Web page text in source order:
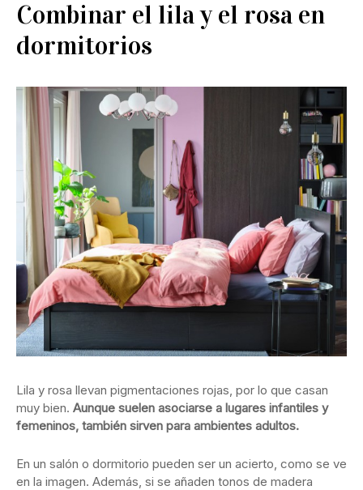
Combinar el lila y el rosa en
dormitorios
Lila y rosa llevan pigmentaciones rojas, por lo que casan
muy bien. Aunque suelen asociarse a lugares infantiles y
femeninos, también sirven para ambientes adultos.
En un salón o dormitorio pueden ser un acierto, como se ve
en la imagen. Además, si se añaden tonos de madera